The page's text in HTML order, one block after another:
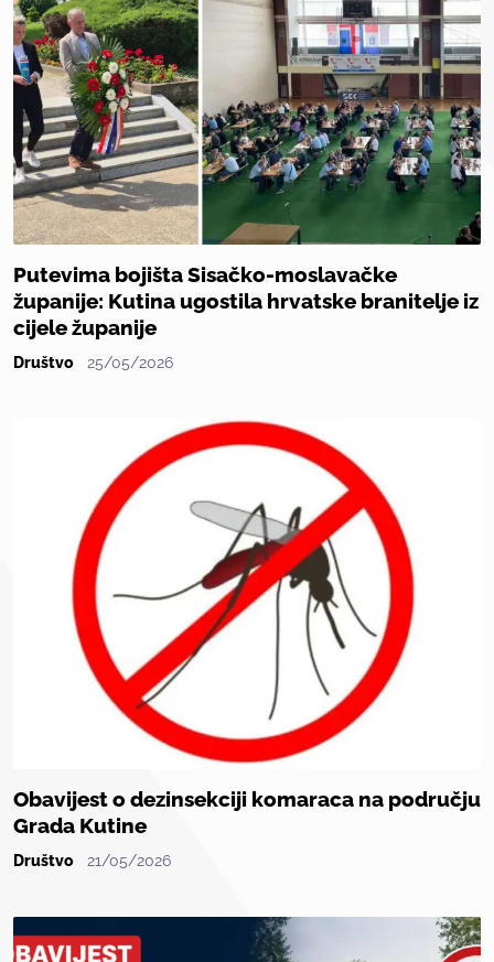
Putevima bojišta Sisačko-moslavačke
županije: Kutina ugostila hrvatske branitelje iz
cijele županije
Društvo 25/05/2026
Obavijest o dezinsekciji komaraca na području
Grada Kutine
Društvo 21/05/2026